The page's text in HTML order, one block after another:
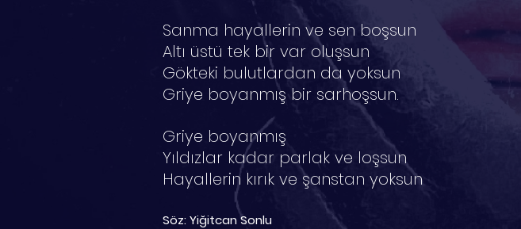
Sanma hayallerin ve sen boşsun
Altı üstü tek bir var oluşsun
Gökteki bulutlardan da yoksun
Griye boyanmış bir sarhoşsun.
Griye boyanmış
Yıldızlar kadar parlak ve loşsun
Hayallerin kırık ve şanstan yoksun
Söz: Yiğitcan Sonlu